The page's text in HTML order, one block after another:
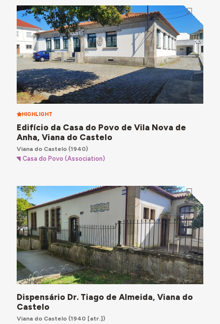
HIGHLIGHT
Edifício da Casa do Povo de Vila Nova de
Anha, Viana do Castelo
Viana do Castelo(1940)
Casa do Povo (Association)
Dispensário Dr. Tiago de Almeida, Viana do
Castelo
Viana do Castelo(1940 [atr.])